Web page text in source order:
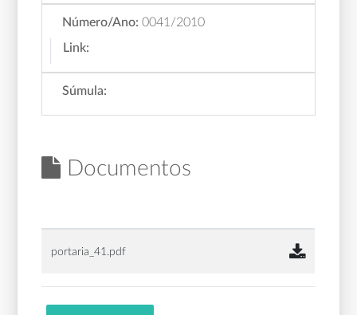
Número/Ano: 0041/2010
Link:
Súmula:
Documentos
portaria_41.pdf